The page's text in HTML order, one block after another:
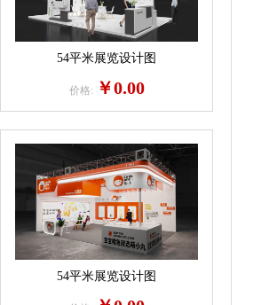
54平米展览设计图
价格: ￥0.00
54平米展览设计图